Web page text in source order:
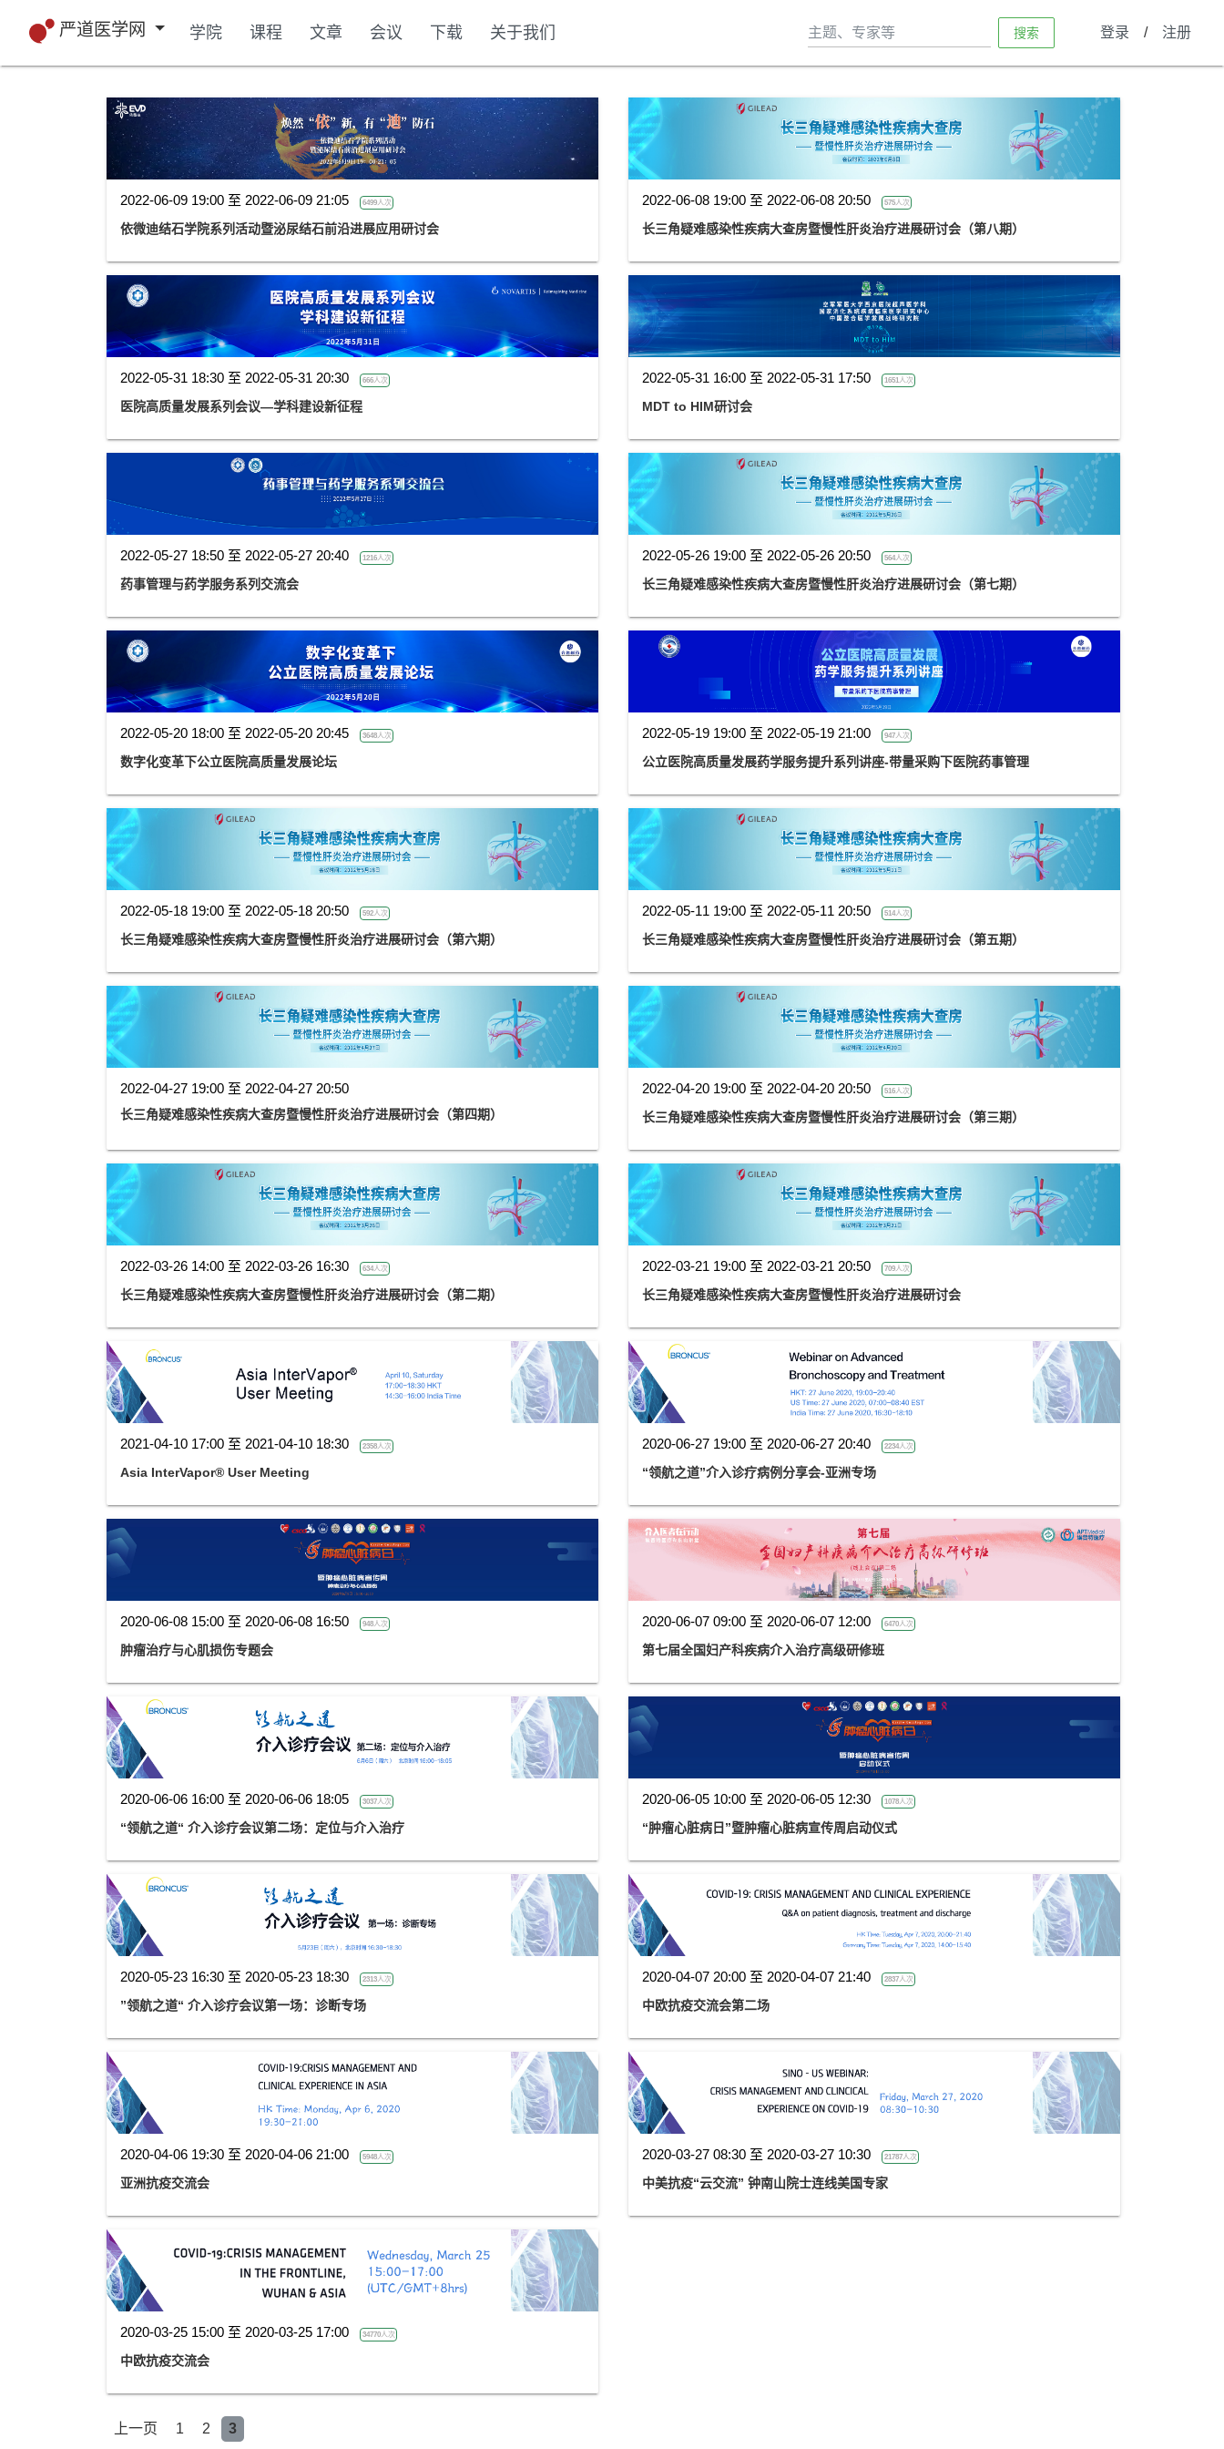
严道医学网 学院 课程 文章 会议 下载 关于我们 搜索 登录 / 注册
2022-06-09 19:00 至 2022-06-09 21:05 6499人次
依微迪结石学院系列活动暨泌尿结石前沿进展应用研讨会
2022-06-08 19:00 至 2022-06-08 20:50 575人次
长三角疑难感染性疾病大查房暨慢性肝炎治疗进展研讨会（第八期）
2022-05-31 18:30 至 2022-05-31 20:30 666人次
医院高质量发展系列会议—学科建设新征程
2022-05-31 16:00 至 2022-05-31 17:50 1651人次
MDT to HIM研讨会
2022-05-27 18:50 至 2022-05-27 20:40 1216人次
药事管理与药学服务系列交流会
2022-05-26 19:00 至 2022-05-26 20:50 564人次
长三角疑难感染性疾病大查房暨慢性肝炎治疗进展研讨会（第七期）
2022-05-20 18:00 至 2022-05-20 20:45 3648人次
数字化变革下公立医院高质量发展论坛
2022-05-19 19:00 至 2022-05-19 21:00 947人次
公立医院高质量发展药学服务提升系列讲座-带量采购下医院药事管理
2022-05-18 19:00 至 2022-05-18 20:50 592人次
长三角疑难感染性疾病大查房暨慢性肝炎治疗进展研讨会（第六期）
2022-05-11 19:00 至 2022-05-11 20:50 514人次
长三角疑难感染性疾病大查房暨慢性肝炎治疗进展研讨会（第五期）
2022-04-27 19:00 至 2022-04-27 20:50
长三角疑难感染性疾病大查房暨慢性肝炎治疗进展研讨会（第四期）
2022-04-20 19:00 至 2022-04-20 20:50 516人次
长三角疑难感染性疾病大查房暨慢性肝炎治疗进展研讨会（第三期）
2022-03-26 14:00 至 2022-03-26 16:30 634人次
长三角疑难感染性疾病大查房暨慢性肝炎治疗进展研讨会（第二期）
2022-03-21 19:00 至 2022-03-21 20:50 709人次
长三角疑难感染性疾病大查房暨慢性肝炎治疗进展研讨会
2021-04-10 17:00 至 2021-04-10 18:30 2358人次
Asia InterVapor® User Meeting
2020-06-27 19:00 至 2020-06-27 20:40 2234人次
“领航之道”介入诊疗病例分享会-亚洲专场
2020-06-08 15:00 至 2020-06-08 16:50 948人次
肿瘤治疗与心肌损伤专题会
2020-06-07 09:00 至 2020-06-07 12:00 6470人次
第七届全国妇产科疾病介入治疗高级研修班
2020-06-06 16:00 至 2020-06-06 18:05 3037人次
“领航之道“ 介入诊疗会议第二场：定位与介入治疗
2020-06-05 10:00 至 2020-06-05 12:30 1078人次
“肿瘤心脏病日”暨肿瘤心脏病宣传周启动仪式
2020-05-23 16:30 至 2020-05-23 18:30 2313人次
”领航之道“ 介入诊疗会议第一场：诊断专场
2020-04-07 20:00 至 2020-04-07 21:40 2837人次
中欧抗疫交流会第二场
2020-04-06 19:30 至 2020-04-06 21:00 5948人次
亚洲抗疫交流会
2020-03-27 08:30 至 2020-03-27 10:30 21787人次
中美抗疫“云交流” 钟南山院士连线美国专家
2020-03-25 15:00 至 2020-03-25 17:00 34770人次
中欧抗疫交流会
上一页 1 2 3